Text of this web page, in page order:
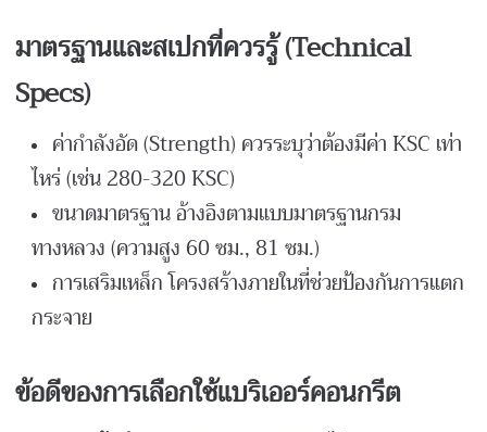
มาตรฐานและสเปกที่ควรรู้ (Technical
Specs)
ค่ากำลังอัด (Strength) ควรระบุว่าต้องมีค่า KSC เท่า
ไหร่ (เช่น 280-320 KSC)
ขนาดมาตรฐาน อ้างอิงตามแบบมาตรฐานกรม
ทางหลวง (ความสูง 60 ซม., 81 ซม.)
การเสริมเหล็ก โครงสร้างภายในที่ช่วยป้องกันการแตก
กระจาย
ข้อดีของการเลือกใช้แบริเออร์คอนกรีต